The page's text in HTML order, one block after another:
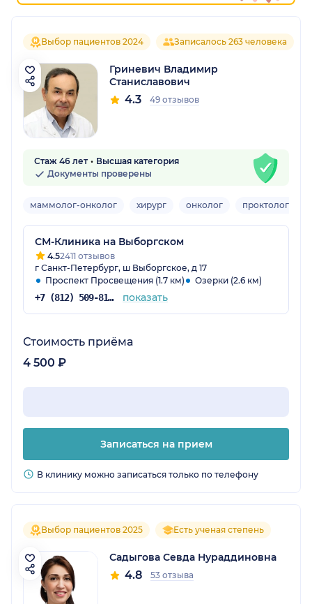
Выбор пациентов 2024 Записалось 263 человека
Гриневич Владимир
Станиславович
4.3 49 отзывов
Стаж 46 лет
Высшая категория
Документы проверены
маммолог-онколог хирург онколог проктолог
СМ-Клиника на Выборгском
4.52411 отзывов
г Санкт-Петербург, ш Выборгское, д 17
Проспект Просвещения (1.7 км)
Озерки (2.6 км)
+7 (812) 509-81-68 показать
Стоимость приёма
4 500 ₽
Записаться на прием
В клинику можно записаться только по телефону
Выбор пациентов 2025 Есть ученая степень
Садыгова Севда Нураддиновна
4.8 53 отзыва